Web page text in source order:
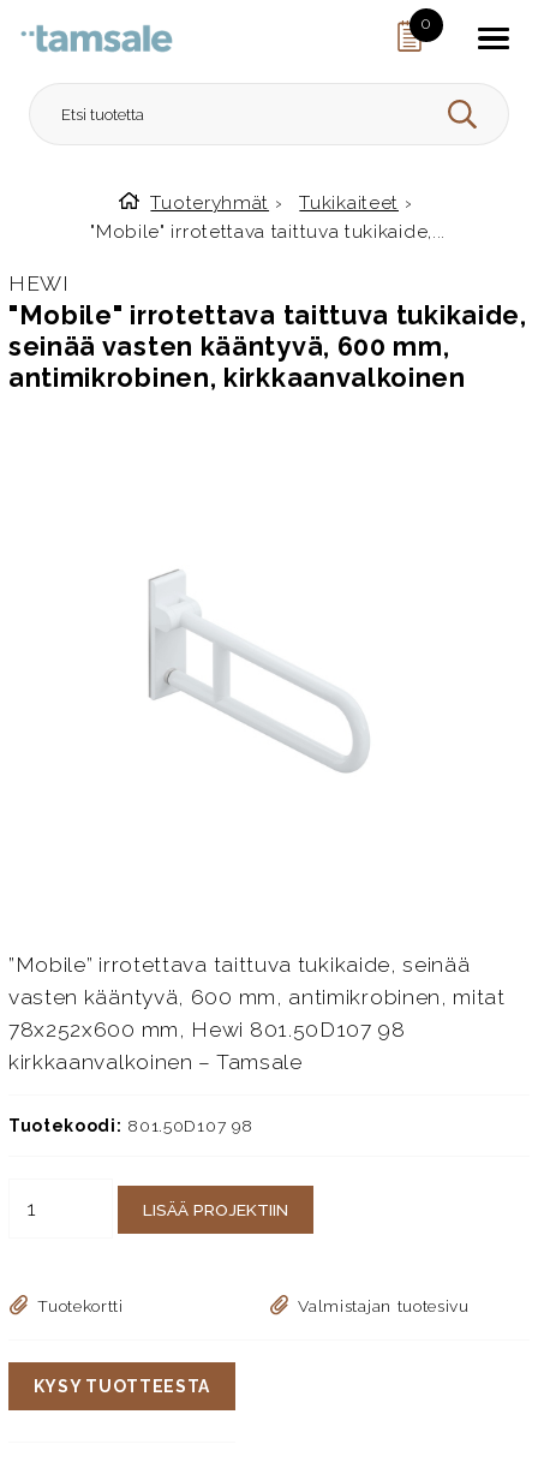
0
HAE
Etusivulle
Tuoteryhmät › Tukikaiteet ›
"Mobile" irrotettava taittuva tukikaide,...
HEWI
"Mobile" irrotettava taittuva tukikaide,
seinää vasten kääntyvä, 600 mm,
antimikrobinen, kirkkaanvalkoinen
”Mobile” irrotettava taittuva tukikaide, seinää
vasten kääntyvä, 600 mm, antimikrobinen, mitat
78x252x600 mm, Hewi 801.50D107 98
kirkkaanvalkoinen – Tamsale
Tuotekoodi: 801.50D107 98
LISÄÄ PROJEKTIIN
Tuotekortti Valmistajan tuotesivu
KYSY TUOTTEESTA